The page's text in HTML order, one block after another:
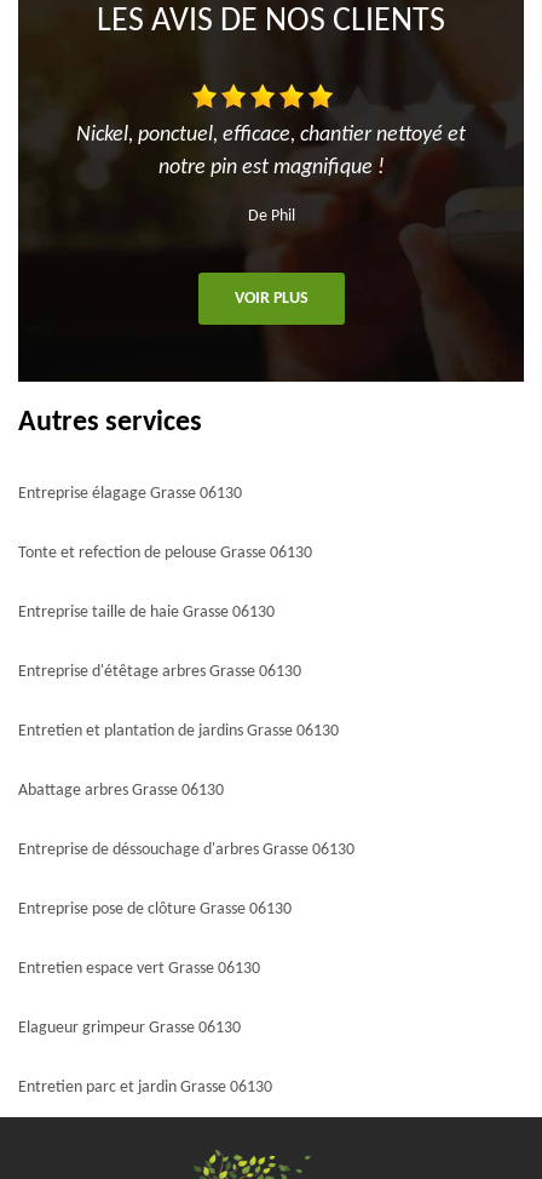
LES AVIS DE NOS CLIENTS
Nickel, ponctuel, efficace, chantier nettoyé et
notre pin est magnifique !
De Phil
VOIR PLUS
Autres services
Entreprise élagage Grasse 06130
Tonte et refection de pelouse Grasse 06130
Entreprise taille de haie Grasse 06130
Entreprise d'étêtage arbres Grasse 06130
Entretien et plantation de jardins Grasse 06130
Abattage arbres Grasse 06130
Entreprise de déssouchage d'arbres Grasse 06130
Entreprise pose de clôture Grasse 06130
Entretien espace vert Grasse 06130
Elagueur grimpeur Grasse 06130
Entretien parc et jardin Grasse 06130